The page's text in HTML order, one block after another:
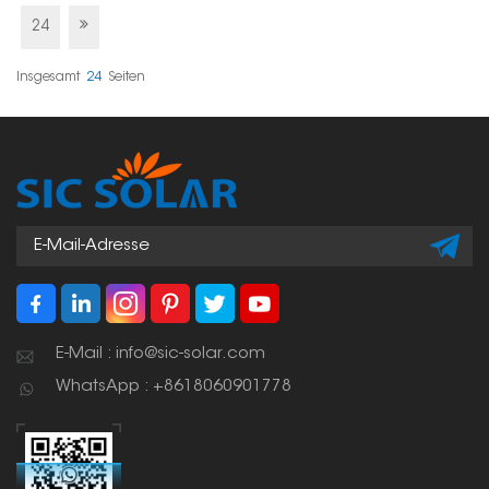
24
Insgesamt 24 Seiten
E-Mail : info@sic-solar.com
WhatsApp : +8618060901778